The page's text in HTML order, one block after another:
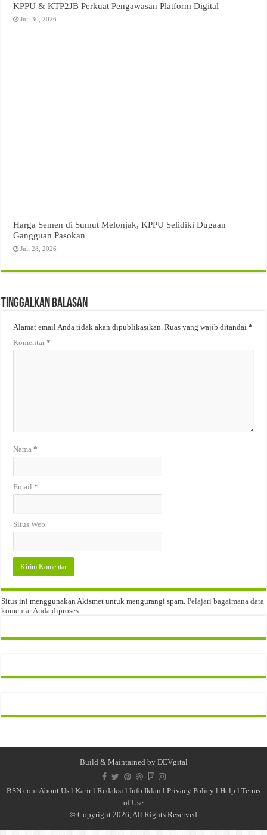
KPPU & KTP2JB Perkuat Pengawasan Platform Digital
Juli 30, 2026
Harga Semen di Sumut Melonjak, KPPU Selidiki Dugaan
Gangguan Pasokan
Juli 28, 2026
Tinggalkan Balasan
Alamat email Anda tidak akan dipublikasikan. Ruas yang wajib ditandai*
Komentar*
Nama*
Email*
Situs Web
Situs ini menggunakan Akismet untuk mengurangi spam.Pelajari bagaimana data
komentar Anda diproses
Build & Maintained by DEVgital
BSN.com|About Us l Karirl Redaksi l Info Iklan l Privacy Policy l Help l Terms
of Use
© Copyright 2026, All Rights Reserved